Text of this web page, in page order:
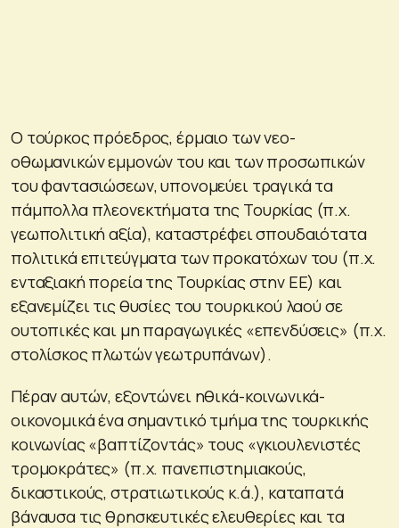
Ο τούρκος πρόεδρος, έρμαιο των νεο-
οθωμανικών εμμονών του και των προσωπικών
του φαντασιώσεων, υπονομεύει τραγικά τα
πάμπολλα πλεονεκτήματα της Τουρκίας (π.χ.
γεωπολιτική αξία), καταστρέφει σπουδαιότατα
πολιτικά επιτεύγματα των προκατόχων του (π.χ.
ενταξιακή πορεία της Τουρκίας στην ΕΕ) και
εξανεμίζει τις θυσίες του τουρκικού λαού σε
ουτοπικές και μη παραγωγικές «επενδύσεις» (π.χ.
στολίσκος πλωτών γεωτρυπάνων).
Πέραν αυτών, εξοντώνει ηθικά-κοινωνικά-
οικονομικά ένα σημαντικό τμήμα της τουρκικής
κοινωνίας «βαπτίζοντάς» τους «γκιουλενιστές
τρομοκράτες» (π.χ. πανεπιστημιακούς,
δικαστικούς, στρατιωτικούς κ.ά.), καταπατά
βάναυσα τις θρησκευτικές ελευθερίες και τα